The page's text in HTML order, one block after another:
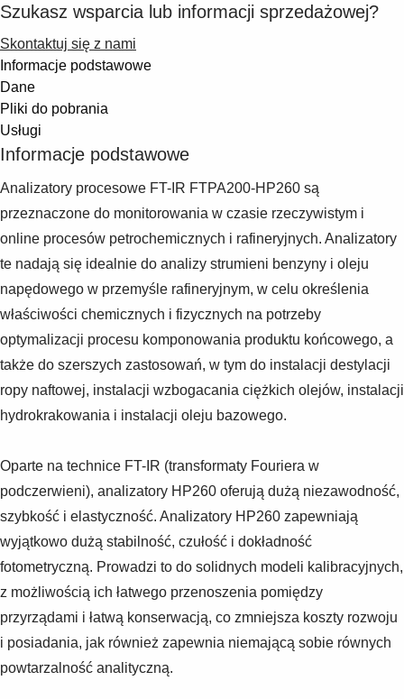
Szukasz wsparcia lub informacji sprzedażowej?
Skontaktuj się z nami
Informacje podstawowe
Dane
Pliki do pobrania
Usługi
Informacje podstawowe
Analizatory procesowe FT-IR FTPA200-HP260 są
przeznaczone do monitorowania w czasie rzeczywistym i
online procesów petrochemicznych i rafineryjnych. Analizatory
te nadają się idealnie do analizy strumieni benzyny i oleju
napędowego w przemyśle rafineryjnym, w celu określenia
właściwości chemicznych i fizycznych na potrzeby
optymalizacji procesu komponowania produktu końcowego, a
także do szerszych zastosowań, w tym do instalacji destylacji
ropy naftowej, instalacji wzbogacania ciężkich olejów, instalacji
hydrokrakowania i instalacji oleju bazowego.
Oparte na technice FT-IR (transformaty Fouriera w
podczerwieni), analizatory HP260 oferują dużą niezawodność,
szybkość i elastyczność. Analizatory HP260 zapewniają
wyjątkowo dużą stabilność, czułość i dokładność
fotometryczną. Prowadzi to do solidnych modeli kalibracyjnych,
z możliwością ich łatwego przenoszenia pomiędzy
przyrządami i łatwą konserwacją, co zmniejsza koszty rozwoju
i posiadania, jak również zapewnia niemającą sobie równych
powtarzalność analityczną.